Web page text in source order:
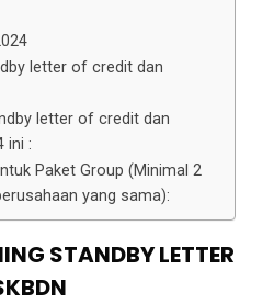
letter of credit dan
letter of credit dan
ini :
Paket Group (Minimal 2
yang sama):
STANDBY LETTER